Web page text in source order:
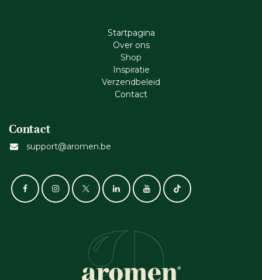
Startpagina
Ove​r​ ons
Shop
Inspiratie
Verzendbeleid
Cont​act
Contact
support@aromen.be